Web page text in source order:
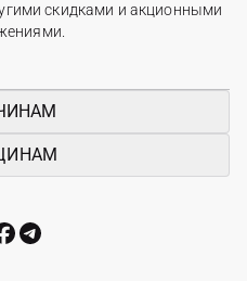
скидками и акционными